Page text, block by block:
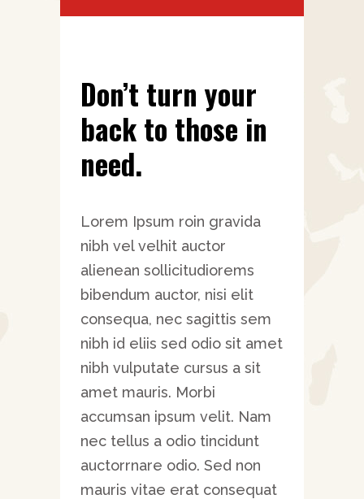
Don’t turn your
back to those in
need.
Lorem Ipsum roin gravida
nibh vel velhit auctor
alienean sollicitudiorems
bibendum auctor, nisi elit
consequa, nec sagittis sem
nibh id eliis sed odio sit amet
nibh vulputate cursus a sit
amet mauris. Morbi
accumsan ipsum velit. Nam
nec tellus a odio tincidunt
auctorrnare odio. Sed non
mauris vitae erat consequat